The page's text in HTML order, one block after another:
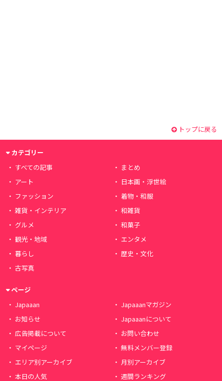
トップに戻る
カテゴリー
すべての記事
まとめ
アート
日本画・浮世絵
ファッション
着物・和服
雑貨・インテリア
和雑貨
グルメ
和菓子
観光・地域
エンタメ
暮らし
歴史・文化
古写真
ページ
Japaaan
Japaaanマガジン
お知らせ
Japaaanについて
広告掲載について
お問い合わせ
マイページ
無料メンバー登録
エリア別アーカイブ
月別アーカイブ
本日の人気
週間ランキング